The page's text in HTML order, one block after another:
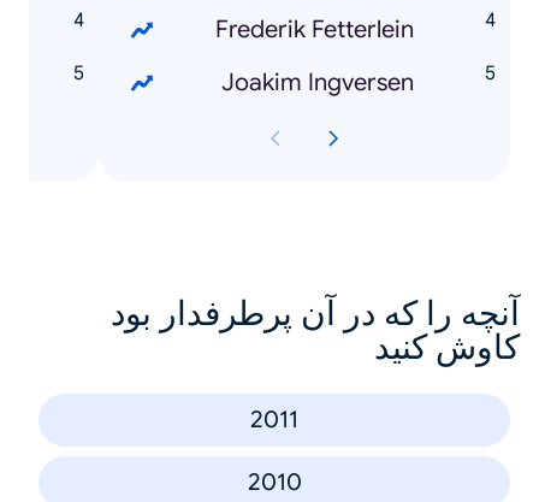
Frederik Fetterlein
Joakim Ingversen
آنچه را که در آن پرطرفدار بود
کاوش کنید
2011
2010